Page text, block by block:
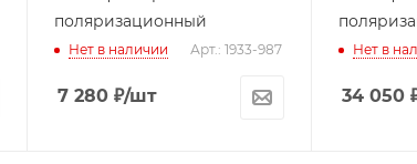
поляризационный
Нет в наличии Арт.: 1933-987
7 280 ₽/шт
Нет в
34 050